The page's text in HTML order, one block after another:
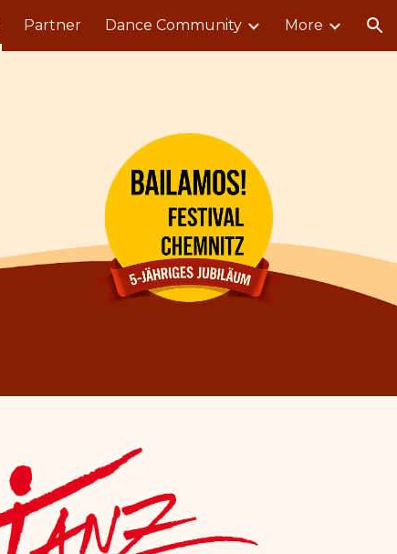
Partner Dance Community More